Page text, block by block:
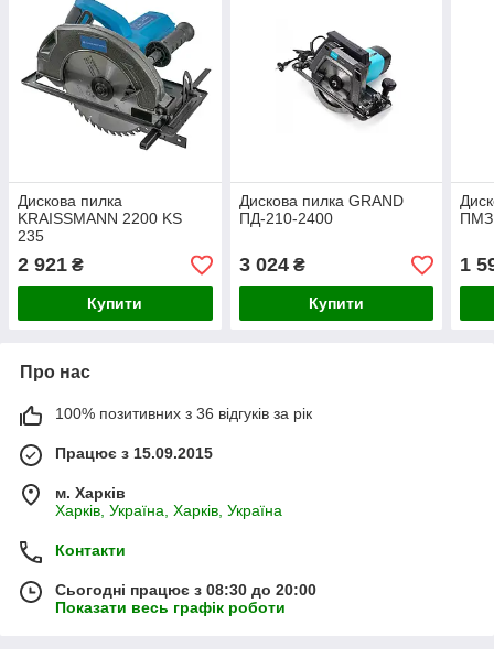
Дискова пилка
KRAISSMANN 2200 KS
235
2 921 ₴
Купити
Дискова пилка GRAND
ПД-210-2400
3 024₴
Купити
ПМЗ
1
Про нас
100% позитивних з 36 відгуків за рік
Працює з 15.09.2015
м. Харків
Харків, Україна, Харків, Україна
Контакти
Сьогодні працює з 08:30 до 20:00
Показати весь графік роботи